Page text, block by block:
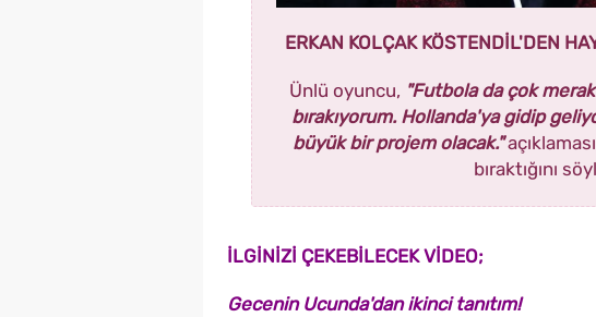
ERKAN KOLÇAK KÖSTENDİL'DEN
Ünlü oyuncu, "Futbola da çok
bırakıyorum. Hollanda'ya gidip
büyük bir projem olacak."
bıraktığını
İLGİNİZİ ÇEKEBİLECEK VİDEO;
Gecenin Ucunda'dan ikinci tanıtım!